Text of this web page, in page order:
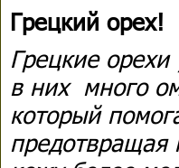
Грецкий орех!
Грецкие
в них много
который
предотвращая